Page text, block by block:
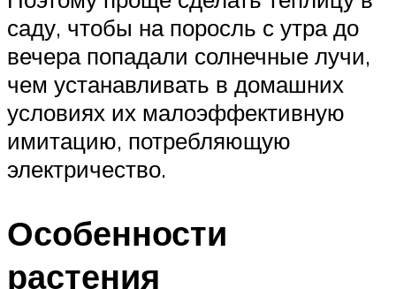
саду, чтобы на поросль с утра до
вечера попадали солнечные лучи,
чем устанавливать в домашних
условиях их малоэффективную
имитацию, потребляющую
электричество.
Особенности
растения